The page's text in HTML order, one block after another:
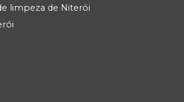
limpeza de Niterói